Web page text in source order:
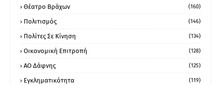
Θέατρο Βράχων (160)
Πολιτισμός (146)
Πολίτες Σε Κίνηση (134)
Οικονομική Επιτροπή (128)
ΑΟ Δάφνης (125)
Εγκληματικότητα (119)